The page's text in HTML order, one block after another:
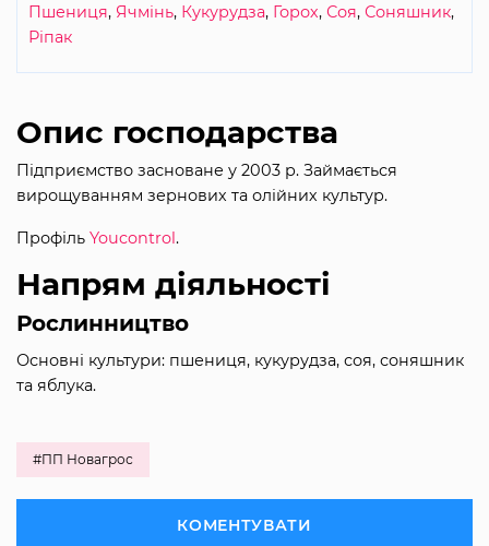
Пшениця, Ячмінь, Кукурудза, Горох, Соя, Соняшник,
Ріпак
Опис господарства
Підприємство засноване у 2003 р. Займається
вирощуванням зернових та олійних культур.
Профіль Youcontrol.
Напрям діяльності
Рослинництво
Основні культури: пшениця, кукурудза, соя, соняшник
та яблука.
#ПП Новагрос
КОМЕНТУВАТИ